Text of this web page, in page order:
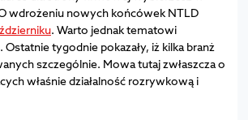
wdrożeniu nowych końcówek NTLD
. Warto jednak tematowi
Ostatnie tygodnie pokazały, iż kilka branż
szczególnie. Mowa tutaj zwłaszcza o
właśnie działalność rozrywkową i